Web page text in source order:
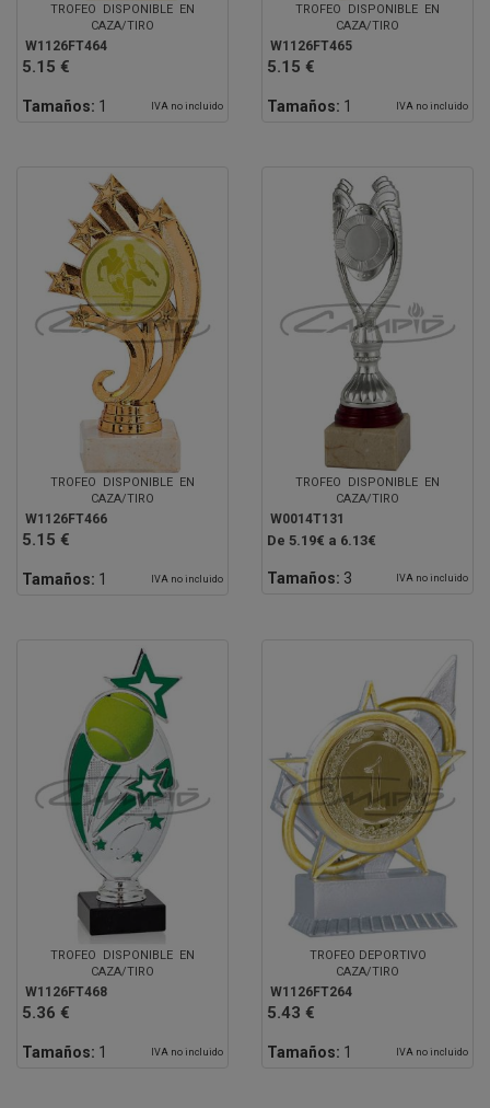
TROFEO DISPONIBLE EN
CAZA/TIRO
W1126FT464
5.15 €
Tamaños: 1 IVA no incluido
TROFEO DISPONIBLE EN
CAZA/TIRO
W1126FT465
5.15 €
Tamaños: 1 IVA no incluido
TROFEO DISPONIBLE EN
CAZA/TIRO
W1126FT466
5.15 €
Tamaños: 1 IVA no incluido
TROFEO DISPONIBLE EN
CAZA/TIRO
W0014T131
De 5.19€ a 6.13€
Tamaños: 3 IVA no incluido
TROFEO DISPONIBLE EN
CAZA/TIRO
W1126FT468
5.36 €
Tamaños: 1 IVA no incluido
TROFEO DEPORTIVO
CAZA/TIRO
W1126FT264
5.43 €
Tamaños: 1 IVA no incluido